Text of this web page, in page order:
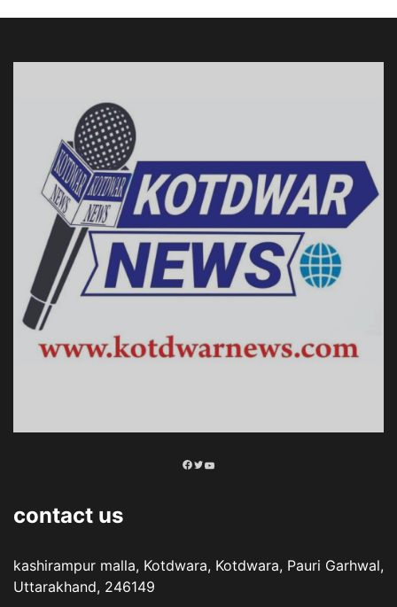
Facebook
Twitter
YouTube
contact us
kashirampur malla, Kotdwara, Kotdwara, Pauri Garhwal,
Uttarakhand, 246149